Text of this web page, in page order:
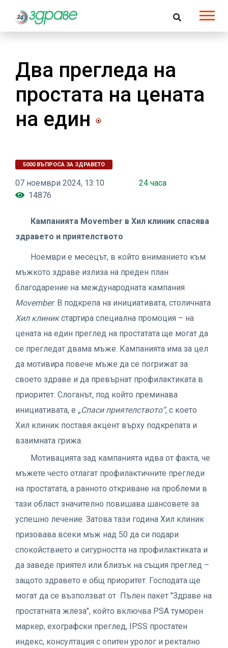
Два прегледа на
простата на цената
на един
5000 ВЪПРОСА ЗА ЗДРАВЕТО
07 ноември 2024, 13:10
24 часа
14876
Кампанията Movember в Хил клиник спасява
здравето и приятелството
Ноември е месецът, в който вниманието към
мъжкото здраве излиза на преден план
благодарение на международната кампания
Movember. В подкрепа на инициативата, столичната
Хил клиникстартира специална промоция – на
цената на един преглед на простатата ще могат да
се прегледат двама мъже. Кампанията има за цел
да мотивира повече мъже да се погрижат за
своето здраве и да превърнат профилактиката в
приоритет. Слоганът, под който преминава
инициативата, е „Спаси приятелството“, с което
Хил клиник поставя акцент върху подкрепата и
взаимната грижа.
Мотивацията зад кампанията идва от факта, че
мъжете често отлагат профилактичните прегледи
на простатата, а ранното откриване на проблеми в
тази област значително повишава шансовете за
успешно лечение. Затова тази година Хил клиник
призовава всеки мъж над 50 да си подари
спокойствието и сигурността на профилактиката и
да заведе приятел или близък на същия преглед –
защото здравето е общ приоритет. Господата ще
могат да се възползват от Пълен пакет "Здраве на
простатната жлеза", който включва PSA туморен
маркер, ехографски преглед, IPSS простатен
индекс, консултация с опитен уролог и ректално